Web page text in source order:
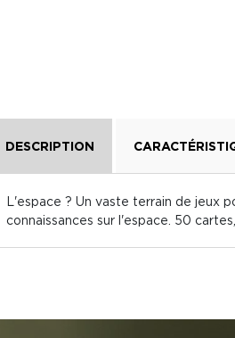
DESCRIPTION
L'espace ? Un vaste terrain de jeux
connaissances sur l'espace. 50